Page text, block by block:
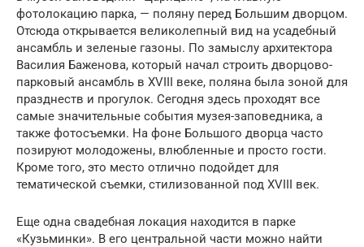
фотолокацию парка, — поляну перед Большим дворцом.
Отсюда открывается великолепный вид на усадебный
ансамбль и зеленые газоны. По замыслу архитектора
Василия Баженова, который начал строить дворцово-
парковый ансамбль в XVIII веке, поляна была зоной для
празднеств и прогулок. Сегодня здесь проходят все
самые значительные события музея-заповедника, а
также фотосъемки. На фоне Большого дворца часто
позируют молодожены, влюбленные и просто гости.
Кроме того, это место отлично подойдет для
тематической съемки, стилизованной под XVIII век.
Еще одна свадебная локация находится в парке
«Кузьминки». В его центральной части можно найти